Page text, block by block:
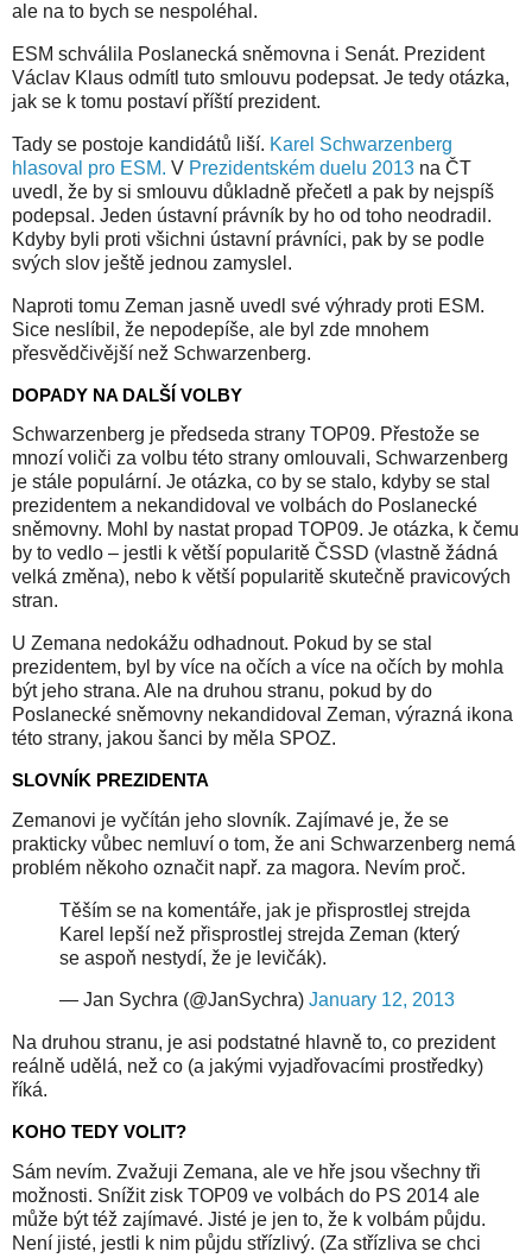
ale na to bych se nespoléhal.
ESM schválila Poslanecká sněmovna i Senát. Prezident
Václav Klaus odmítl tuto smlouvu podepsat. Je tedy otázka,
jak se k tomu postaví příští prezident.
Tady se postoje kandidátů liší. Karel Schwarzenberg
hlasoval pro ESM. V Prezidentském duelu 2013 na ČT
uvedl, že by si smlouvu důkladně přečetl a pak by nejspíš
podepsal. Jeden ústavní právník by ho od toho neodradil.
Kdyby byli proti všichni ústavní právníci, pak by se podle
svých slov ještě jednou zamyslel.
Naproti tomu Zeman jasně uvedl své výhrady proti ESM.
Sice neslíbil, že nepodepíše, ale byl zde mnohem
přesvědčivější než Schwarzenberg.
DOPADY NA DALŠÍ VOLBY
Schwarzenberg je předseda strany TOP09. Přestože se
mnozí voliči za volbu této strany omlouvali, Schwarzenberg
je stále populární. Je otázka, co by se stalo, kdyby se stal
prezidentem a nekandidoval ve volbách do Poslanecké
sněmovny. Mohl by nastat propad TOP09. Je otázka, k čemu
by to vedlo – jestli k větší popularitě ČSSD (vlastně žádná
velká změna), nebo k větší popularitě skutečně pravicových
stran.
U Zemana nedokážu odhadnout. Pokud by se stal
prezidentem, byl by více na očích a více na očích by mohla
být jeho strana. Ale na druhou stranu, pokud by do
Poslanecké sněmovny nekandidoval Zeman, výrazná ikona
této strany, jakou šanci by měla SPOZ.
SLOVNÍK PREZIDENTA
Zemanovi je vyčítán jeho slovník. Zajímavé je, že se
prakticky vůbec nemluví o tom, že ani Schwarzenberg nemá
problém někoho označit např. za magora. Nevím proč.
Těším se na komentáře, jak je přisprostlej strejda
Karel lepší než přisprostlej strejda Zeman (který
se aspoň nestydí, že je levičák).
— Jan Sychra (@JanSychra) January 12, 2013
Na druhou stranu, je asi podstatné hlavně to, co prezident
reálně udělá, než co (a jakými vyjadřovacími prostředky)
říká.
KOHO TEDY VOLIT?
Sám nevím. Zvažuji Zemana, ale ve hře jsou všechny tři
možnosti. Snížit zisk TOP09 ve volbách do PS 2014 ale
může být též zajímavé. Jisté je jen to, že k volbám půjdu.
Není jisté, jestli k nim půjdu střízlivý. (Za střízliva se chci